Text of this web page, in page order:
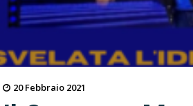
20 Febbraio 2021